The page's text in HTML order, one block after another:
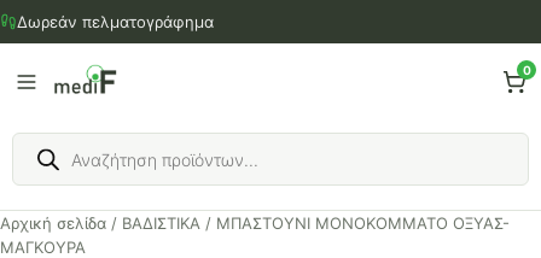
Μετάβαση
στο
περιεχόμενο
Δωρεάν πελματογράφημα
0
Products
search
Αρχική σελίδα / ΒΑΔΙΣΤΙΚΑ / ΜΠΑΣΤΟΥΝΙ ΜΟΝΟΚΟΜΜΑΤΟ ΟΞΥΑΣ-
ΜΑΓΚΟΥΡΑ